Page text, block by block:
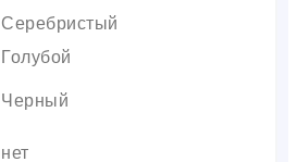
Серебристый
Голубой
Черный
нет